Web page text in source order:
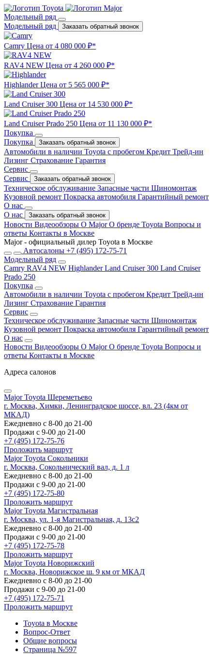
Модельный ряд
Модельный ряд
Заказать обратный звонок
Camry Цена от 4 080 000 ₽*
RAV4 NEW Цена от 4 260 000 ₽*
Highlander Цена от 5 565 000 ₽*
Land Cruiser 300 Цена от 14 530 000 ₽*
Land Cruiser Prado 250 Цена от 11 130 000 ₽*
Покупка
Покупка
Заказать обратный звонок
Автомобили в наличии Toyota с пробегом Кредит Трейд-ин
Лизинг Страхование Гарантия
Сервис
Сервис
Заказать обратный звонок
Техническое обслуживание Запасные части Шиномонтаж
Кузовной ремонт Покраска автомобиля Гарантийный ремонт
О нас
О нас
Заказать обратный звонок
Новости Видеообзоры О MajorО бренде Toyota Вопросы и
ответы Контакты в Москве
Major - официальный дилер Toyota в Москве
Автосалоны +7 (495) 172-75-71
Модельный ряд
Camry RAV4 NEW Highlander Land Cruiser 300 Land Cruiser
Prado 250
Покупка
Автомобили в наличии Toyota с пробегом Кредит Трейд-ин
Лизинг Страхование Гарантия
Сервис
Техническое обслуживание Запасные части Шиномонтаж
Кузовной ремонт Покраска автомобиля Гарантийный ремонт
О нас
Новости Видеообзоры О MajorО бренде Toyota Вопросы и
ответы Контакты в Москве
Адреса салонов
Major Toyota Шереметьево
г. Москва, Химки, Ленинградское шоссе, вл. 23 (4км от
МКАД)
Ежедневно с 8-00 до 21-00
Продажи с 9-00 до 21-00
+7 (495) 172-75-76
Проложить маршрут
Major Toyota Сокольники
г. Москва, Сокольнический вал, д. 1 л
Ежедневно с 8-00 до 21-00
Продажи с 9-00 до 21-00
+7 (495) 172-75-80
Проложить маршрут
Major Toyota Магистральная
г. Москва, ул. 1-я Магистральная, д. 13с2
Ежедневно с 8-00 до 21-00
Продажи с 9-00 до 21-00
+7 (495) 172-75-78
Проложить маршрут
Major Toyota Новорижский
г. Москва, Новорижское ш. 9 км от МКАД
Ежедневно с 8-00 до 21-00
Продажи с 9-00 до 21-00
+7 (495) 172-75-71
Проложить маршрут
Toyota в Москве
Вопрос-Ответ
Общие вопросы
Страница №597